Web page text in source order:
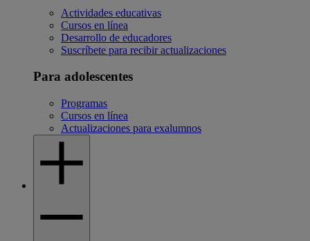
Actividades educativas
Cursos en línea
Desarrollo de educadores
Suscríbete para recibir actualizaciones
Para adolescentes
Programas
Cursos en línea
Actualizaciones para exalumnos